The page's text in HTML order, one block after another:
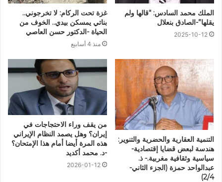
الملك محمد السادس: “قالها ولم
يقلها”-الصادق بنعلال
2025-10-12
غزة تحت الركام: لا تخرجوني..
بناتي يمسكن بيدي.. الخوف من
الحياة -الدكتور حسن العاصي
منذ 4 أسابيع
التنمية العقارية والحضرية والتنوير:
هندسة لبعض قضايا إقتصادية-
سياسية وثقافية مغربية.- ذ.
عبدالواحد حمزة (الجزء الثاني-
2/4)
من يقف وراء الاحتجاجات في
إيران؟ وهل يصمد النظام الإيراني
هذه المرة أيضا أمام هذا الإمتحان؟
-د. محمد أكديد
2026-01-12